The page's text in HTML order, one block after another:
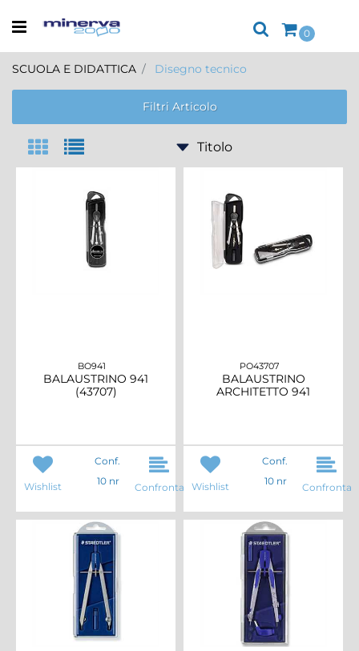
Open menu
0
SCUOLA E DIDATTICA Disegno tecnico
Filtri Articolo
BO941
BALAUSTRINO 941
(43707)
Wishlist
Conf.
10 nr
Confronta
PO43707
BALAUSTRINO
ARCHITETTO 941
Wishlist
Conf.
10 nr
Confronta